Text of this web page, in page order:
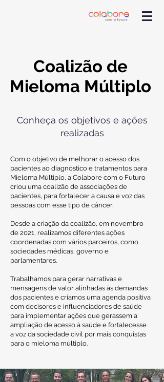
Coalizão de
Mieloma Múltiplo
Conheça os objetivos e ações
realizadas
Com o objetivo de melhorar o acesso dos
pacientes ao diagnóstico e tratamentos para
Mieloma Múltiplo, a Colabore com o Futuro
criou uma coalizão de associações de
pacientes, para fortalecer a causa e voz das
pessoas com esse tipo de câncer.
Desde a criação da coalizão, em novembro
de 2021, realizamos diferentes ações
coordenadas com vários parceiros, como
sociedades médicas, governo e
parlamentares.
Trabalhamos para gerar narrativas e
mensagens de valor alinhadas às demandas
dos pacientes e criamos uma agenda positiva
com decisores e influenciadores de saúde
para implementar ações que gerassem a
ampliação de acesso à saúde e fortalecesse
a voz da sociedade civil por mais conquistas
para o mieloma múltiplo.